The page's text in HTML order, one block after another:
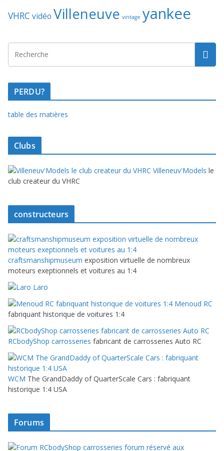
VHRC vidéo Villeneuve vintage yankee
PERDU?
table des matières
Clubs
Villeneuv'Models le
club createur du VHRC
constructeurs
craftsmanshipmuseum exposition virtuelle de nombreux
moteurs exeptionnels et voitures au 1:4
Laro
Menoud RC
fabriquant historique de voitures 1:4
RCbodyShop carrosseries fabricant de carrosseries Auto RC
WCM The GrandDaddy of QuarterScale Cars : fabriquant
historique 1:4 USA
Forums